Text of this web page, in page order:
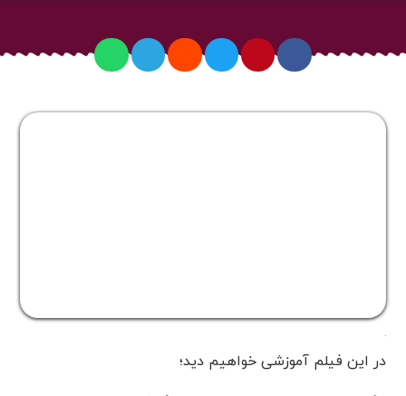
در این فیلم آموزشی خواهیم دید؛